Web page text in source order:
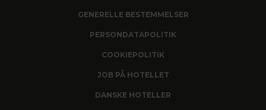
GENERELLE BESTEMMELSER
PERSONDATAPOLITIK
COOKIEPOLITIK
JOB PÅ HOTELLET
DANSKE HOTELLER